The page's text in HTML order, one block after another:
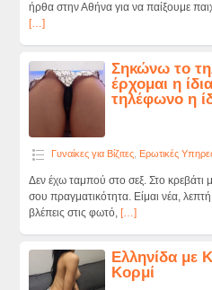
ήρθα στην Αθήνα για να παίξουμε
[…]
Σηκώνω το
έρχομαι η
τηλέφωνο η
Γυναίκες για Βίζιτες, Ερωτικές
Δεν έχω ταμπού στο σεξ. Στο κρεβάτι
σου πραγματικότητα. Είμαι νέα,
βλέπεις στις φωτό, […]
Ελληνίδα με
Κορμί